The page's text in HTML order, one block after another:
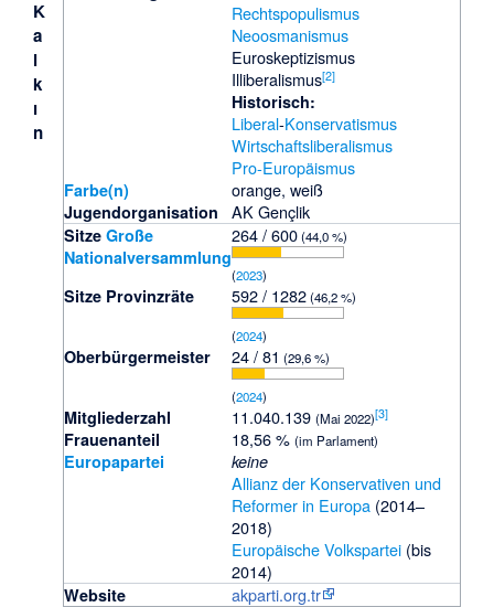
Rechtspopulismus
Neoosmanismus
Euroskeptizismus
Illiberalismus[2]
Historisch:
Liberal-Konservatismus
Wirtschaftsliberalismus
Pro-Europäismus
Farbe(n) orange, weiß
Jugendorganisation AK Gençlik
Sitze Große
Nationalversammlung
264 / 600(44,0 %)
(2023)
Sitze Provinzräte 592 / 1282(46,2 %)
(2024)
Oberbürgermeister 24 / 81 (29,6 %)
(2024)
Mitglieder­zahl 11.040.139 (Mai 2022)[3]
Frauen­anteil 18,56 % (im Parlament)
Europapartei keine
Allianz der Konservativen und
Reformer in Europa(2014–
2018)
Europäische Volkspartei(bis
2014)
Website akparti.org.tr
K
a
l
k
ı
n